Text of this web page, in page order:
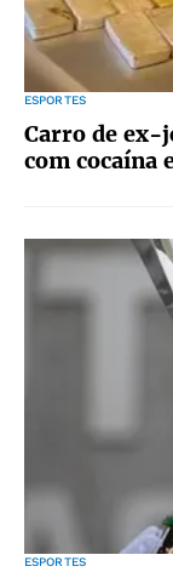
ESPORTES
Carro de ex-
com cocaína
ESPORTES